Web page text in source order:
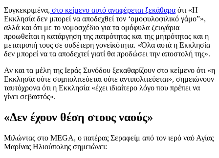
Συγκεκριμένα, στο κείμενο αυτό αναφέρεται ξεκάθαρα ότι «Η
Εκκλησία δεν μπορεί να αποδεχθεί τον ‘ομοφυλοφιλικό γάμο”»,
αλλά και ότι με το νομοσχέδιο για τα ομόφυλα ζευγάρια
προωθείται η κατάργηση της πατρότητας και της μητρότητας και η
μετατροπή τους σε ουδέτερη γονεϊκότητα. «Όλα αυτά η Εκκλησία
δεν μπορεί να τα αποδεχτεί γιατί θα προδώσει την αποστολή της».
Αν και τα μέλη της Ιεράς Συνόδου ξεκαθαρίζουν στο κείμενο ότι «η
Εκκλησία ούτε συμπολιτεύεται ούτε αντιπολιτεύεται», σημειώνουν
ταυτόχρονα ότι η Εκκλησία «έχει ιδιαίτερο λόγο που πρέπει να
γίνει σεβαστός».
«Δεν έχουν θέση στους ναούς»
Μιλώντας στο MEGA, ο πατέρας Σεραφείμ από τον ιερό ναό Αγίας
Μαρίνας Ηλιούπολης σημειώνει: